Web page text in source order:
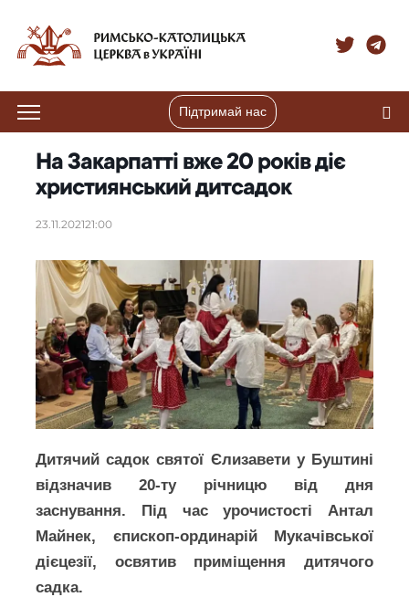
Підтримай нас
На Закарпатті вже 20 років діє
християнський дитсадок
23.11.202121:00
Дитячий садок святої Єлизавети у Буштині
відзначив 20-ту річницю від дня
заснування. Під час урочистості Антал
Майнек, єпископ-ординарій Мукачівської
дієцезії, освятив приміщення дитячого
садка.